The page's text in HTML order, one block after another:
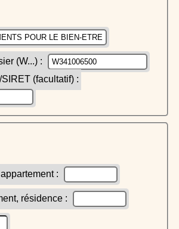
(W...) :
(facultatif) :
:
résidence :